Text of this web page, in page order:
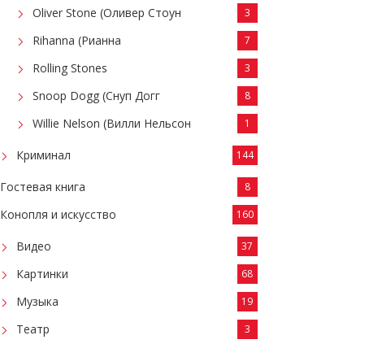
Oliver Stone (Оливер Стоун 3
Rihanna (Рианна 7
Rolling Stones 3
Snoop Dogg (Снуп Догг 8
Willie Nelson (Вилли Нельсон 1
Криминал 144
Гостевая книга 8
Конопля и искусство 160
Видео 37
Картинки 68
Музыка 19
Театр 3